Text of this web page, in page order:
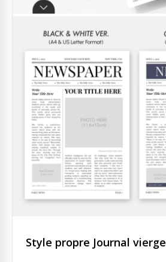
Style propre Journal vierge